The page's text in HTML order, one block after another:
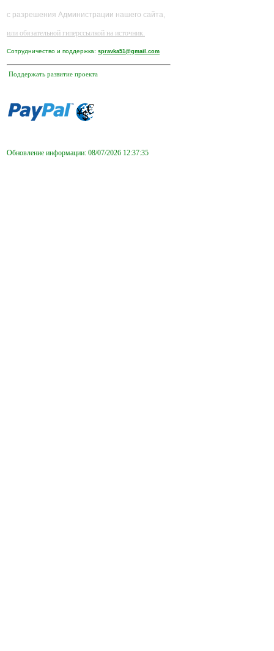
с разрешения Администрации нашего сайта,
или обязательной гиперссылкой на источник.
Сотрудничество и поддержка: spravka51@gmail.com
Поддержать развитие проекта
Обновление информации: 08/07/2026 12:37:35